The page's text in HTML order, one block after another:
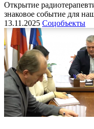
Открытие
знаковое событие для
13.11.2025 Соцобъекты